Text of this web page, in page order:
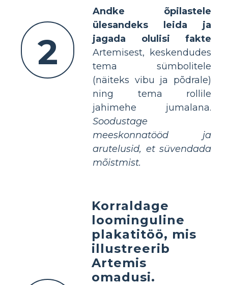
2
Andke õpilastele
ülesandeks leida ja
jagada olulisi fakte
Artemisest, keskendudes
tema sümbolitele
(näiteks vibu ja põdrale)
ning tema rollile
jahimehe jumalana.
Soodustage
meeskonnatööd ja
arutelusid, et süvendada
mõistmist.
Korraldage
loominguline
plakatitöö, mis
illustreerib
Artemis
omadusi.